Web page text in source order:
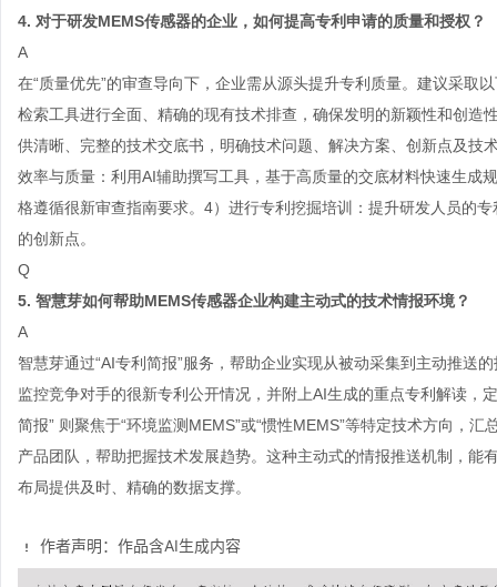
4. 对于研发MEMS传感器的企业，如何提高专利申请的质量和授权？
A
在“质量优先”的审查导向下，企业需从源头提升专利质量。建议采取
检索工具进行全面、精确的现有技术排查，确保发明的新颖性和创造
供清晰、完整的技术交底书，明确技术问题、解决方案、创新点及技
效率与质量：利用AI辅助撰写工具，基于高质量的交底材料快速生成
格遵循很新审查指南要求。4）进行专利挖掘培训：提升研发人员的
的创新点。
Q
5. 智慧芽如何帮助MEMS传感器企业构建主动式的技术情报环境？
A
智慧芽通过“AI专利简报”服务，帮助企业实现从被动采集到主动推送
监控竞争对手的很新专利公开情况，并附上AI生成的重点专利解读，
简报” 则聚焦于“环境监测MEMS”或“惯性MEMS”等特定技术方向，
产品团队，帮助把握技术发展趋势。这种主动式的情报推送机制，
布局提供及时、精确的数据支撑。
作者声明：作品含AI生成内容